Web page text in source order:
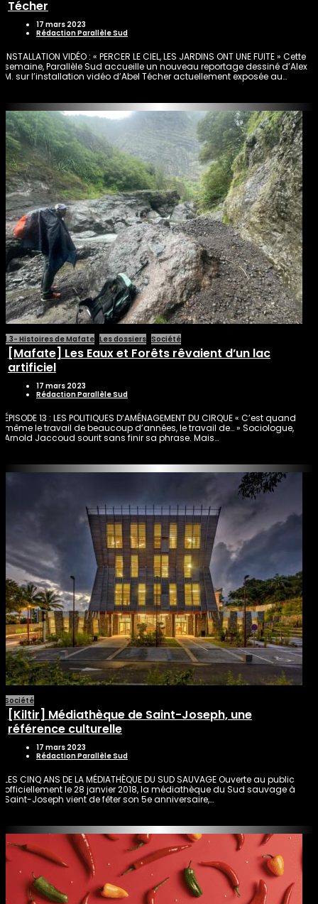
Técher
17 mars 2023
Rédaction Parallèle Sud
INSTALLATION VIDÉO : « PERCER LE CIEL, LES JARDINS ONT UNE FUITE » Cette
semaine, Parallèle Sud accueille un nouveau reportage dessiné d’Alex
M. sur l’installation vidéo d’Abel Técher actuellement exposée au…
1.3- Histoires de Mafate Les dossiers Société
[Mafate] Les Eaux et Forêts rêvaient d’un lac
artificiel
17 mars 2023
Rédaction Parallèle Sud
ÉPISODE 13 : LES POLITIQUES D’AMÉNAGEMENT DU CIRQUE « C’est quand
même le travail de beaucoup d’années, le travail de… » Sociologue,
Arnold Jaccoud sourit sans finir sa phrase. Mais…
Société
[Kiltir] Médiathèque de Saint-Joseph, une
référence culturelle
17 mars 2023
Rédaction Parallèle Sud
LES CINQ ANS DE LA MÉDIATHÈQUE DU SUD SAUVAGE Ouverte au public
officiellement le 28 janvier 2018, la médiathèque du Sud sauvage à
Saint-Joseph vient de fêter son 5e anniversaire,…